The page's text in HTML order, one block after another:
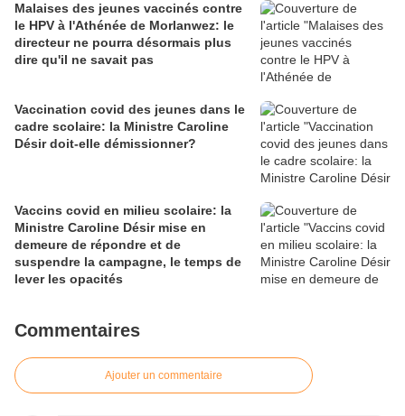
Malaises des jeunes vaccinés contre
le HPV à l'Athénée de Morlanwez: le
directeur ne pourra désormais plus
dire qu'il ne savait pas
Vaccination covid des jeunes dans le
cadre scolaire: la Ministre Caroline
Désir doit-elle démissionner?
Vaccins covid en milieu scolaire: la
Ministre Caroline Désir mise en
demeure de répondre et de
suspendre la campagne, le temps de
lever les opacités
Commentaires
Ajouter un commentaire